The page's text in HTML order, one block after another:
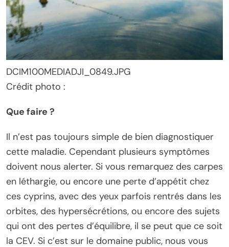
DCIM100MEDIADJI_0849.JPG
Crédit photo :
Que faire ?
Il n’est pas toujours simple de bien diagnostiquer
cette maladie. Cependant plusieurs symptômes
doivent nous alerter. Si vous remarquez des carpes
en léthargie, ou encore une perte d’appétit chez
ces cyprins, avec des yeux parfois rentrés dans les
orbites, des hypersécrétions, ou encore des sujets
qui ont des pertes d’équilibre, il se peut que ce soit
la CEV. Si c’est sur le domaine public, nous vous